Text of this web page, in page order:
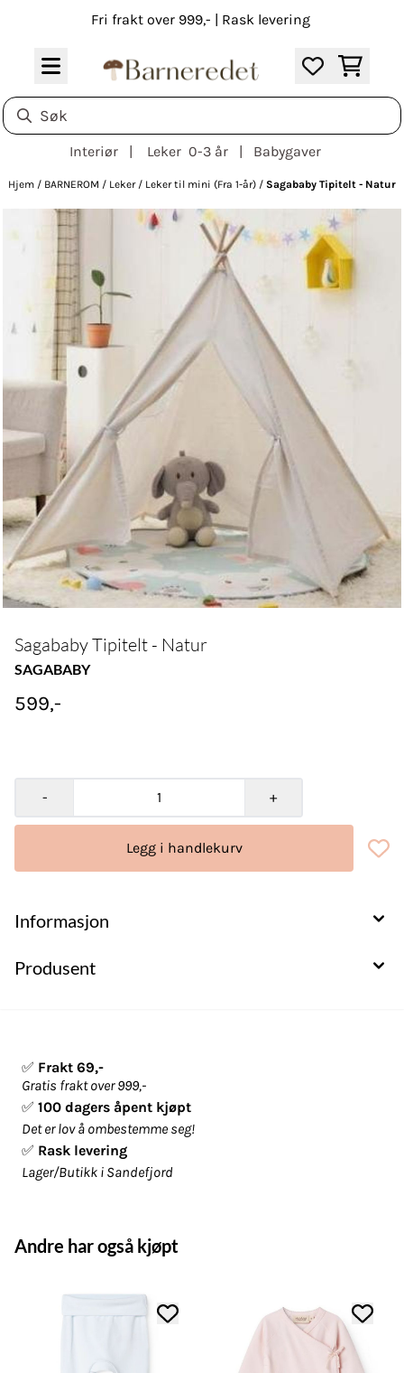
Hopp til innholdFri frakt over 999,- | Rask levering
Interiør | Leker 0-3 år | Babygaver
Hjem / BARNEROM / Leker / Leker til mini (Fra 1-år) / Sagababy Tipitelt - Natur
Sagababy Tipitelt - Natur
SAGABABY
599,-
- +
Legg i handlekurv
Informasjon
Produsent
✅ Frakt 69,-
Gratis frakt over 999,-
✅ 100 dagers åpent kjøpt
Det er lov å ombestemme seg!
✅ Rask levering
Lager/Butikk i Sandefjord
Andre har også kjøpt